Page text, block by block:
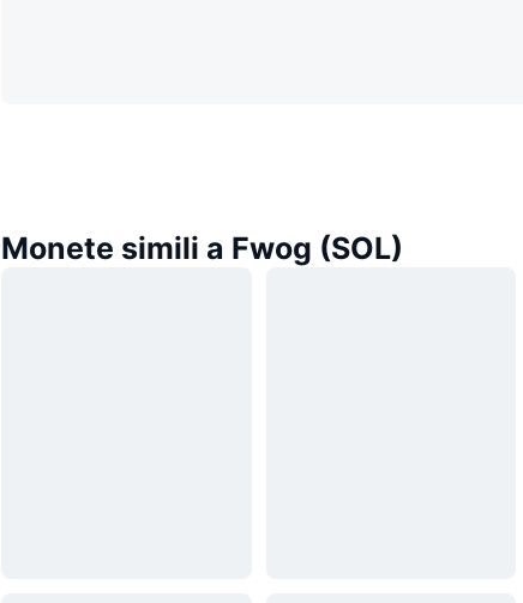
Monete simili a Fwog (SOL)